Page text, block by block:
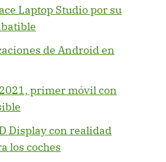
Laptop Studio por su
de Android en
2021, primer móvil con
Display con realidad
los coches